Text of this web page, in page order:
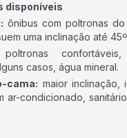
disponíveis
ônibus com poltronas
uma inclinação até
confortáveis,
casos, água mineral.
cama: maior inclinação,
ar-condicionado,